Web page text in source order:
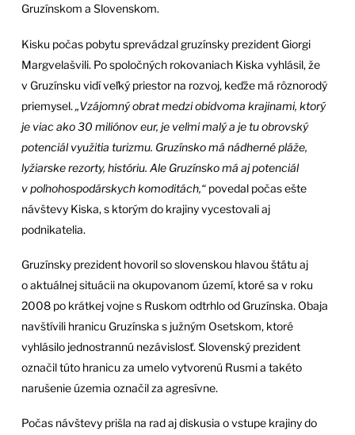
Gruzínskom a Slovenskom.
Kisku počas pobytu sprevádzal gruzínsky prezident Giorgi
Margvelašvili. Po spoločných rokovaniach Kiska vyhlásil, že
v Gruzínsku vidí veľký priestor na rozvoj, keďže má rôznorodý
priemysel. „Vzájomný obrat medzi obidvoma krajinami, ktorý
je viac ako 30 miliónov eur, je veľmi malý a je tu obrovský
potenciál využitia turizmu. Gruzínsko má nádherné pláže,
lyžiarske rezorty, históriu. Ale Gruzínsko má aj potenciál
v poľnohospodárskych komoditách,“ povedal počas ešte
návštevy Kiska, s ktorým do krajiny vycestovali aj
podnikatelia.
Gruzínsky prezident hovoril so slovenskou hlavou štátu aj
o aktuálnej situácii na okupovanom území, ktoré sa v roku
2008 po krátkej vojne s Ruskom odtrhlo od Gruzínska. Obaja
navštívili hranicu Gruzínska s južným Osetskom, ktoré
vyhlásilo jednostrannú nezávislosť. Slovenský prezident
označil túto hranicu za umelo vytvorenú Rusmi a takéto
narušenie územia označil za agresívne.
Počas návštevy prišla na rad aj diskusia o vstupe krajiny do